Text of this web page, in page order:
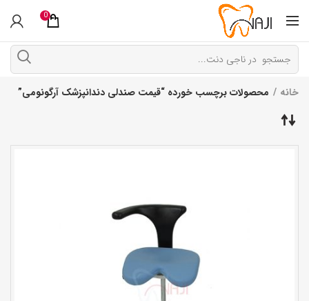
0
خانه محصولات برچسب خورده “قیمت صندلی دندانپزشک آرگونومی”